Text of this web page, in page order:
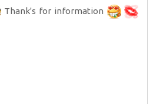
Thank's for information